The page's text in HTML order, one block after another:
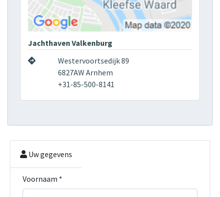
Jachthaven Valkenburg
Westervoortsedijk 89
6827AW Arnhem
+31-85-500-8141
Uw gegevens
Voornaam *